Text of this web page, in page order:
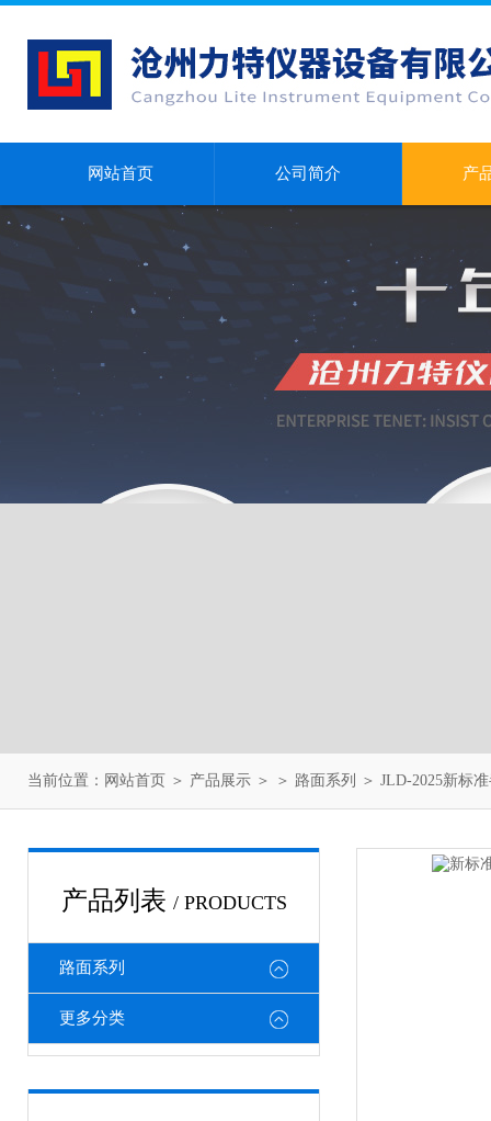
网站首页 公司简介 产
当前位置： 网站首页 ＞ 产品展示 ＞ ＞ 路面系列 ＞ JLD-2025新标
产品列表 / PRODUCTS
路面系列
更多分类